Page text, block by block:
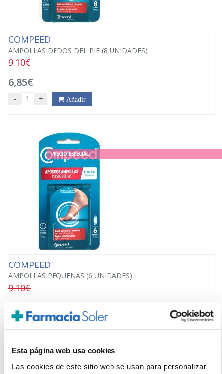
Esta página web usa cookies
Las cookies de este sitio web se usan para personalizar
COMPEED
AMPOLLAS DEDOS DEL PIE (8 UNIDADES)
9.10€
6,85€
- + Añadir
PRECIO ESPECIAL
COMPEED
AMPOLLAS PEQUEÑAS (6 UNIDADES)
9.10€
6,85€
- +